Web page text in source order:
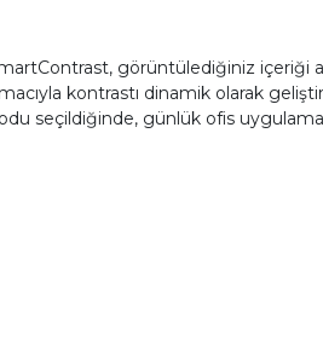
görüntülediğiniz içeriği
kontrastı dinamik olarak
seçildiğinde, günlük ofis